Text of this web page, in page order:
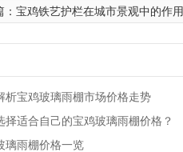
宝鸡铁艺护栏在城市景观中的作用
析宝鸡玻璃雨棚市场价格走势
择适合自己的宝鸡玻璃雨棚价格？
璃雨棚价格一览